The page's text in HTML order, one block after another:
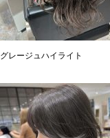
グレージュハイライト